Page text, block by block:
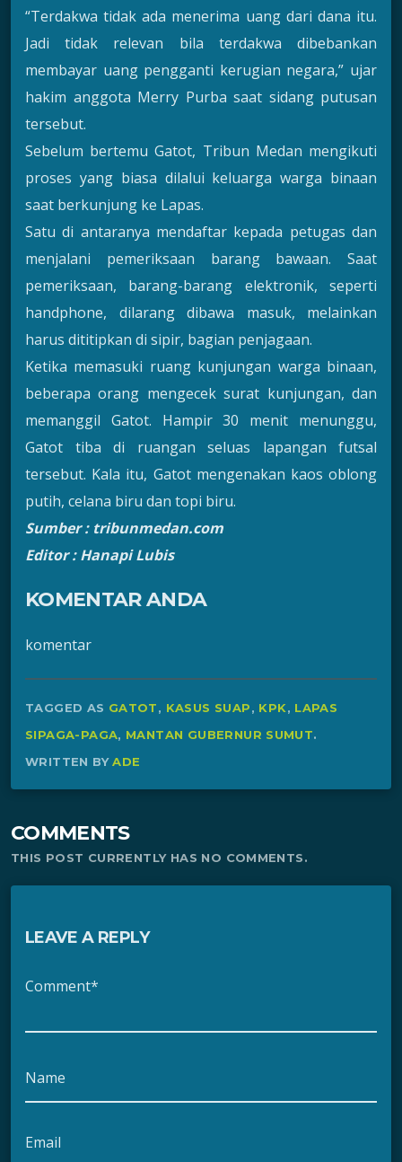
“Terdakwa tidak ada menerima uang dari dana itu.
Jadi tidak relevan bila terdakwa dibebankan
membayar uang pengganti kerugian negara,” ujar
hakim anggota Merry Purba saat sidang putusan
tersebut.
Sebelum bertemu Gatot, Tribun Medan mengikuti
proses yang biasa dilalui keluarga warga binaan
saat berkunjung ke Lapas.
Satu di antaranya mendaftar kepada petugas dan
menjalani pemeriksaan barang bawaan. Saat
pemeriksaan, barang-barang elektronik, seperti
handphone, dilarang dibawa masuk, melainkan
harus dititipkan di sipir, bagian penjagaan.
Ketika memasuki ruang kunjungan warga binaan,
beberapa orang mengecek surat kunjungan, dan
memanggil Gatot. Hampir 30 menit menunggu,
Gatot tiba di ruangan seluas lapangan futsal
tersebut. Kala itu, Gatot mengenakan kaos oblong
putih, celana biru dan topi biru.
Sumber : tribunmedan.com
Editor : Hanapi Lubis
KOMENTAR ANDA
komentar
TAGGED AS GATOT, KASUS SUAP, KPK, LAPAS
SIPAGA-PAGA, MANTAN GUBERNUR SUMUT.
WRITTEN BYADE
COMMENTS
THIS POST CURRENTLY HAS NO COMMENTS.
LEAVE A REPLY
Comment*
Name
Email